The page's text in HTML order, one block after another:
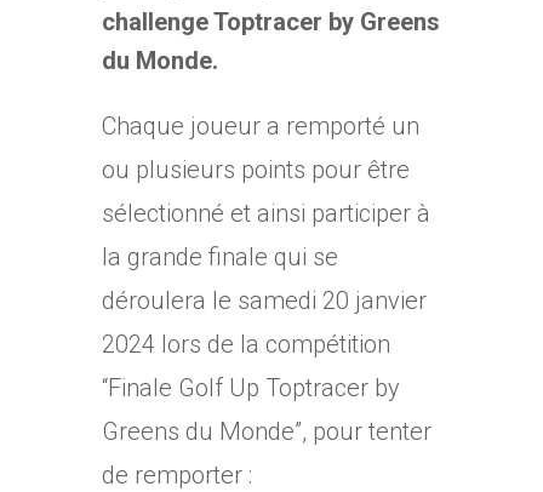
challenge Toptracer by Greens
du Monde.
Chaque joueur a remporté un
ou plusieurs points pour être
sélectionné et ainsi participer à
la grande finale qui se
déroulera le samedi 20 janvier
2024 lors de la compétition
“Finale Golf Up Toptracer by
Greens du Monde”, pour tenter
de remporter :